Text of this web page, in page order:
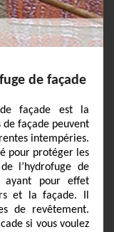
de façade
façade est la
de façade peuvent
intempéries.
pour protéger les
l’hydrofuge de
ayant pour effet
et la façade. Il
de revêtement.
si vous voulez